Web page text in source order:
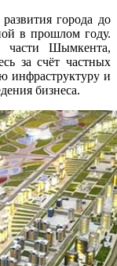
города до
в прошлом году.
части Шымкента,
за счёт частных
инфраструктуру и
бизнеса.